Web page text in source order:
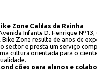
Zone Caldas da Rainha
Infante D. Henrique Nº13,
Bike Zone resulta de anos de
sector e presta um serviço
cultura orientada para o
para alunos e